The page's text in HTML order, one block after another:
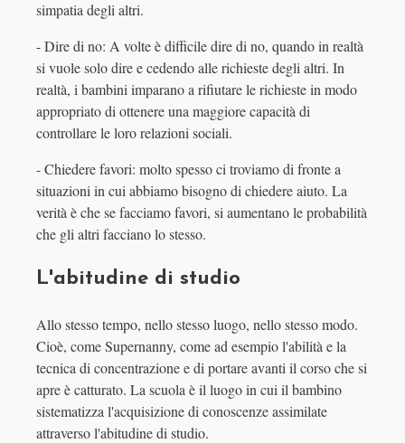
simpatia degli altri.
- Dire di no: A volte è difficile dire di no, quando in realtà
si vuole solo dire e cedendo alle richieste degli altri. In
realtà, i bambini imparano a rifiutare le richieste in modo
appropriato di ottenere una maggiore capacità di
controllare le loro relazioni sociali.
- Chiedere favori: molto spesso ci troviamo di fronte a
situazioni in cui abbiamo bisogno di chiedere aiuto. La
verità è che se facciamo favori, si aumentano le probabilità
che gli altri facciano lo stesso.
L'abitudine di studio
Allo stesso tempo, nello stesso luogo, nello stesso modo.
Cioè, come Supernanny, come ad esempio l'abilità e la
tecnica di concentrazione e di portare avanti il ​​corso che si
apre è catturato. La scuola è il luogo in cui il bambino
sistematizza l'acquisizione di conoscenze assimilate
attraverso l'abitudine di studio.